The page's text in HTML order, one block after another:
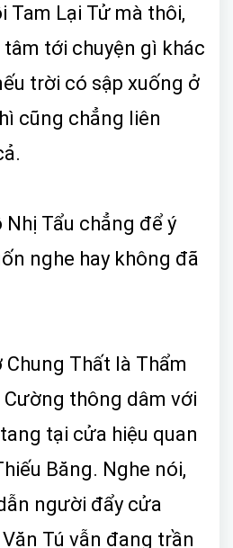
Tam Lại Tử mà thôi,
tới chuyện gì khác
trời có sập xuống ở
cũng chẳng liên
Tẩu chẳng để ý
nghe hay không đã
Chung Thất là Thẩm
Cường thông dâm với
tại cửa hiệu quan
Băng. Nghe nói,
người đẩy cửa
Tú vẫn đang trần